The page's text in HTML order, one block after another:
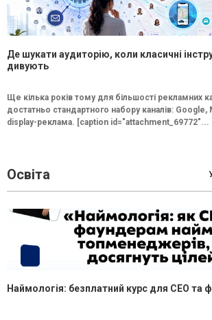
Де шукати аудиторію, коли класичні
дивують
Ще кілька років тому для більшості рекламних
достатньо стандартного набору каналів: Google,
display-реклама. [caption id="attachment_69772"...
Освіта
Наймологія: безплатний курс для CEO та